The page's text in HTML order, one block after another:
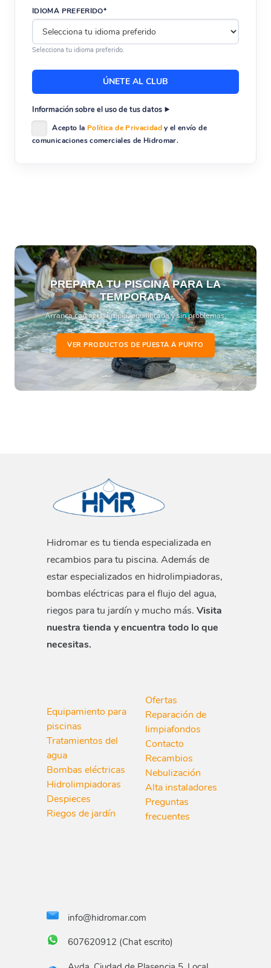
IDIOMA PREFERIDO*
Selecciona tu idioma preferido.
Información sobre el uso de tus datos
Acepto la Política de Privacidady el envío de
comunicaciones comerciales de Hidromar.
PREPARA TU PISCINA PARA LA
TEMPORADA
Arranca con agua limpia, equilibrada y sin problemas.
VER PRODUCTOS DE PUESTA A PUNTO
Hidromar es tu tienda especializada en
recambios para tu piscina. Además de
estar especializados en hidrolimpiadoras,
bombas eléctricas para el flujo del agua,
riegos para tu jardín y mucho más. Visita
nuestra tienda y encuentra todo lo que
necesitas.
Equipamiento para
piscinas
Tratamientos del
agua
Bombas eléctricas
Hidrolimpiadoras
Despieces
Riegos de jardín
Ofertas
Reparación de
limpiafondos
Contacto
Recambios
Nebulización
Alta instaladores
Preguntas
frecuentes
info@hidromar.com
607620912 (Chat escrito)